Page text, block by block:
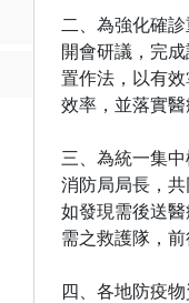
二、為強化確
開會研議，完
置作法，以有
效率，並落實醫
三、為統一集
消防局局長，
如發現需後送
需之救護隊，前
四、各地防疫